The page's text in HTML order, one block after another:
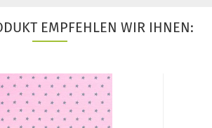
EMPFEHLEN WIR IHNEN: